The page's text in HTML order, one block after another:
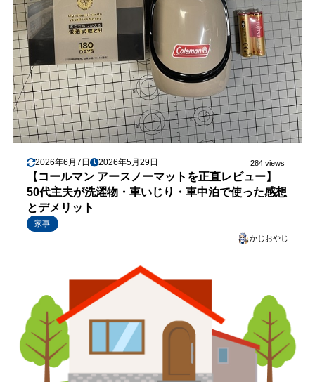
2026年6月7日 2026年5月29日 284 views
【コールマン アースノーマットを正直レビュー】
50代主夫が洗濯物・車いじり・車中泊で使った感想
とデメリット
家事
かじおやじ